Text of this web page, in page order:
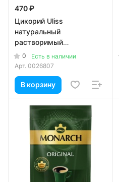
470 ₽
Цикорий Uliss
натуральный
растворимый
сублимированный 85г
0
Есть в наличии
Арт. 0026807
В корзину